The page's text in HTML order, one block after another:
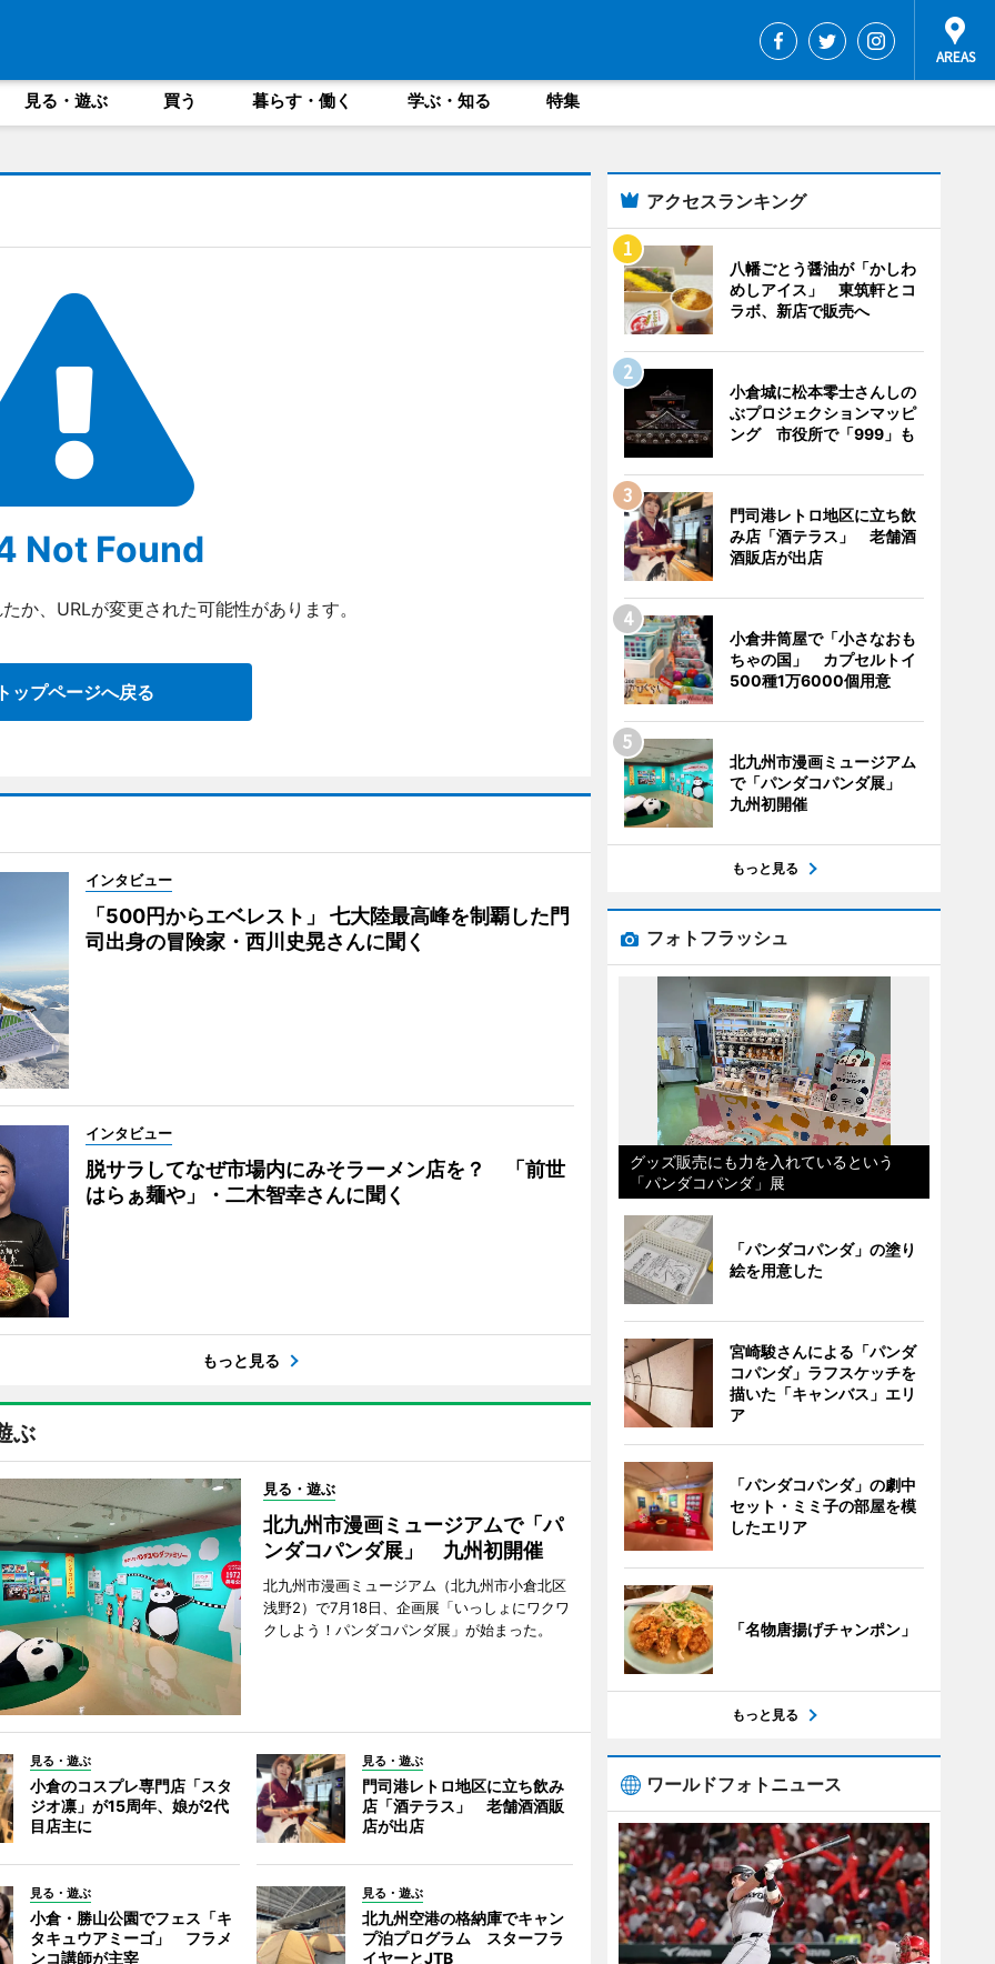
見る・遊ぶ 買う 暮らす・働く 学ぶ・知る 特集
Not Found
か、URLが変更された可能性があります。
ップページへ戻る
インタビュー
「500円からエベレスト」 七大陸最高峰を制覇した門
司出身の冒険家・西川史晃さんに聞く
インタビュー
脱サラしてなぜ市場内にみそラーメン店を？ 「前世
はらぁ麺や」・二木智幸さんに聞く
もっと見る
ぶ
見る・遊ぶ
北九州市漫画ミュージアムで「パ
ンダコパンダ展」 九州初開催
北九州市漫画ミュージアム（北九州市小倉北区
浅野2）で7月18日、企画展「いっしょにワクワ
クしよう！パンダコパンダ展」が始まった。
見る・遊ぶ
小倉のコスプレ専門店「スタ
ジオ凛」が15周年、娘が2代
目店主に
見る・遊ぶ
門司港レトロ地区に立ち飲み
店「酒テラス」 老舗酒酒販
店が出店
見る・遊ぶ
小倉・勝山公園でフェス「キ
タキュウアミーゴ」 フラメ
ンコ講師が主宰
見る・遊ぶ
北九州空港の格納庫でキャン
プ泊プログラム スターフラ
イヤーとJTB
アクセスランキング
八幡ごとう醤油が「かしわ
めしアイス」 東筑軒とコ
ラボ、新店で販売へ
小倉城に松本零士さんしの
ぶプロジェクションマッピ
ング 市役所で「999」も
門司港レトロ地区に立ち飲
み店「酒テラス」 老舗酒
酒販店が出店
小倉井筒屋で「小さなおも
ちゃの国」 カプセルトイ
500種1万6000個用意
北九州市漫画ミュージアム
で「パンダコパンダ展」
九州初開催
もっと見る
フォトフラッシュ
グッズ販売にも力を入れているという
「パンダコパンダ」展
「パンダコパンダ」の塗り
絵を用意した
宮崎駿さんによる「パンダ
コパンダ」ラフスケッチを
描いた「キャンバス」エリ
ア
「パンダコパンダ」の劇中
セット・ミミ子の部屋を模
したエリア
「名物唐揚げチャンポン」
もっと見る
ワールドフォトニュース